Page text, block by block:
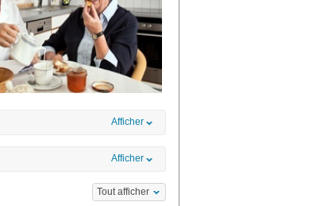
Afficher
Afficher
Tout afficher